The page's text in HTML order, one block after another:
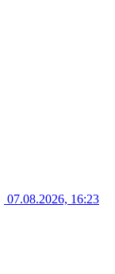
07.08.2026, 16:23